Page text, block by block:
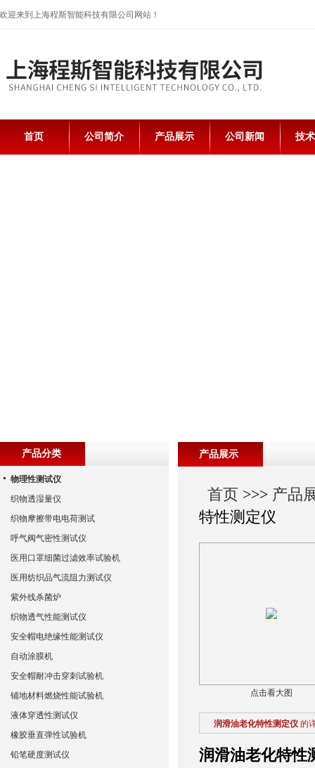
欢迎来到上海程斯智能科技有限公司网站！
首页 公司简介 产品展示 公司新闻 技
产品展示
首页 >>> 产品
特性测定仪
点击看大图
润滑油老化特性测定仪 的
润滑油老化特性
产品分类
物理性测试仪
织物透湿量仪
织物摩擦带电电荷测试
呼气阀气密性测试仪
医用口罩细菌过滤效率试验机
医用纺织品气流阻力测试仪
紫外线杀菌炉
织物透气性能测试仪
安全帽电绝缘性能测试仪
自动涂膜机
安全帽耐冲击穿刺试验机
铺地材料燃烧性能试验机
液体穿透性测试仪
橡胶垂直弹性试验机
铅笔硬度测试仪